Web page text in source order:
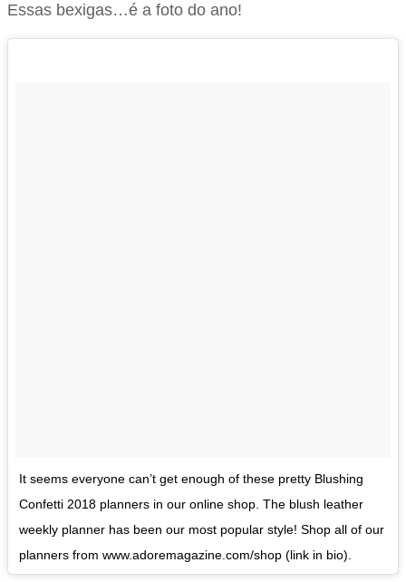
Essas bexigas…é a foto do ano!
It seems everyone can’t get enough of these pretty Blushing
Confetti 2018 planners in our online shop. The blush leather
weekly planner has been our most popular style! Shop all of our
planners from www.adoremagazine.com/shop (link in bio).